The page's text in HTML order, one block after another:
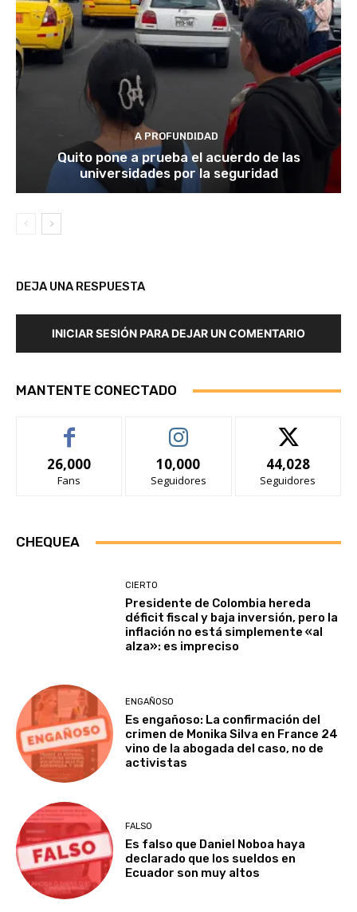
A PROFUNDIDAD
Quito pone a prueba el acuerdo de las
universidades por la seguridad
DEJA UNA RESPUESTA
INICIAR SESIÓN PARA DEJAR UN COMENTARIO
MANTENTE CONECTADO
26,000
Fans
10,000
Seguidores
44,028
Seguidores
CHEQUEA
CIERTO
Presidente de Colombia hereda
déficit fiscal y baja inversión, pero la
inflación no está simplemente «al
alza»: es impreciso
ENGAÑOSO
Es engañoso: La confirmación del
crimen de Monika Silva en France 24
vino de la abogada del caso, no de
activistas
FALSO
Es falso que Daniel Noboa haya
declarado que los sueldos en
Ecuador son muy altos